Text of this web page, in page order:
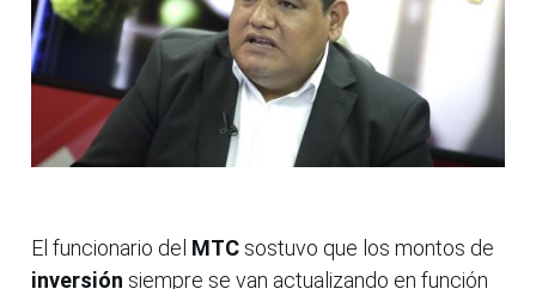
El funcionario del MTC sostuvo que los montos de
inversión siempre se van actualizando en función